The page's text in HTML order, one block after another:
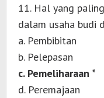
11. Hal yang
dalam usaha budi
a. Pembibitan
b. Pelepasan
c. Pemeliharaan *
d. Peremajaan